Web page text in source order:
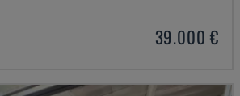
39.000 €